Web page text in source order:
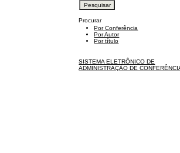
Procurar
Por Conferência
Por Autor
Por título
SISTEMA ELETRÔNICO DE
ADMINISTRAÇÃO DE